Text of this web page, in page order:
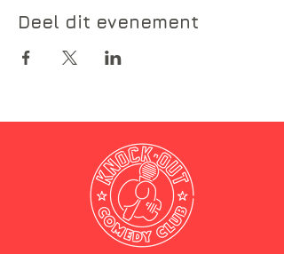
Deel dit evenement